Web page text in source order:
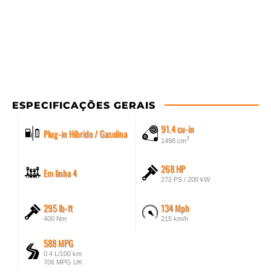
ESPECIFICAÇÕES GERAIS
Plug-in Híbrido / Gasolina 91.4 cu-in
1498 cm3
Em linha 4 268 HP
272 PS / 200 kW
295 lb-ft
400 Nm
134 Mph
215 km/h
588 MPG
0.4 L/100 km
706 MPG UK